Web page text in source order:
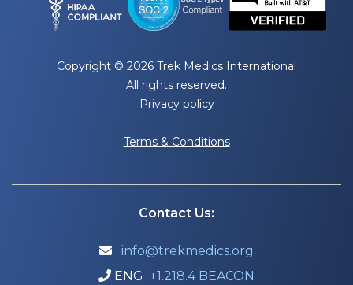
Copyright © 2026 Trek Medics International
All rights reserved.
Privacy policy
Terms & Conditions
Contact Us:
 info@trekmedics.org
 ENG +1.218.4 BEACON